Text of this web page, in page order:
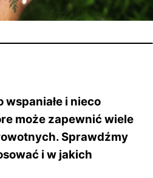
i nieco
może zapewnić wiele
Sprawdźmy
i w jakich